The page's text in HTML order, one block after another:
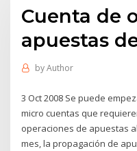
Cuenta de
apuestas
byAuthor
3 Oct 2008 Se puede
micro cuentas que
operaciones de apuestas
mes, la propagación de